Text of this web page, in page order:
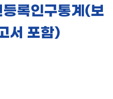
록인구통계(보
서 포함)